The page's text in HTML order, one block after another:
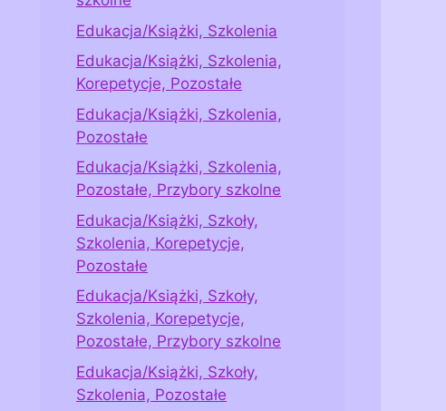
Edukacja/Książki, Szkolenia
Edukacja/Książki, Szkolenia,
Korepetycje, Pozostałe
Edukacja/Książki, Szkolenia,
Pozostałe
Edukacja/Książki, Szkolenia,
Pozostałe, Przybory szkolne
Edukacja/Książki, Szkoły,
Szkolenia, Korepetycje,
Pozostałe
Edukacja/Książki, Szkoły,
Szkolenia, Korepetycje,
Pozostałe, Przybory szkolne
Edukacja/Książki, Szkoły,
Szkolenia, Pozostałe